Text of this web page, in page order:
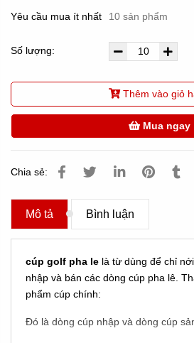
Yêu cầu mua ít nhất 10 sản phẩm
Số lượng:
Thêm vào giỏ
Mua ngay
Chia sẻ:
Mô tả Bình luận
cúp golf pha le là từ dùng để chỉ
nhập và bán các dòng cúp pha lê.
phẩm cúp chính:
Đó là dòng cúp nhập và dòng cúp